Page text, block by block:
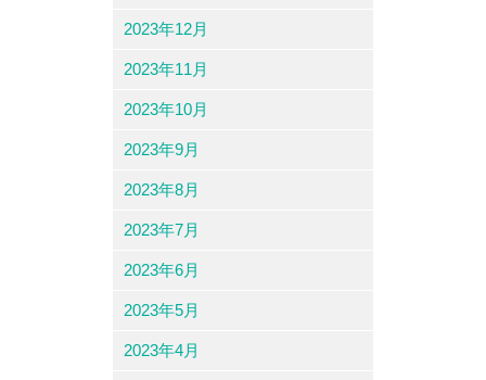
2023年12月
2023年11月
2023年10月
2023年9月
2023年8月
2023年7月
2023年6月
2023年5月
2023年4月